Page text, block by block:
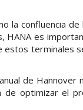
la confluencia de
HANA es
estos terminales
anual de Hannover
de optimizar el